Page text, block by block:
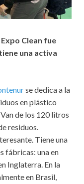
Clean fue
una activa
se dedica a la
en plástico
de los 120 litros
residuos.
Tiene una
fábricas: una en
Inglaterra. En la
en Brasil,